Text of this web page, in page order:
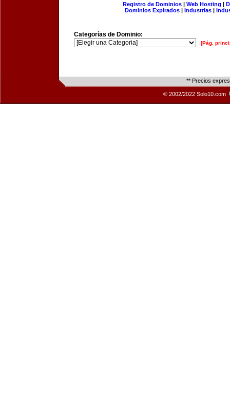
Registro de Dominios| Web Hosting |
Dominios Expirados | Industrias |
Categorías de Dominio:
[Pág.
** Precios
© 2002/2022 Solo10.com